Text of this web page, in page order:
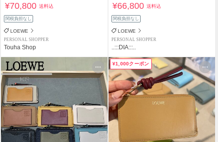
¥70,800送料込
関税負担なし
LOEWE
PERSONAL SHOPPER
Touha Shop
¥66,800送料込
関税負担なし
LOEWE
PERSONAL SHOPPER
..:::DIA:::..
¥1,000クーポン